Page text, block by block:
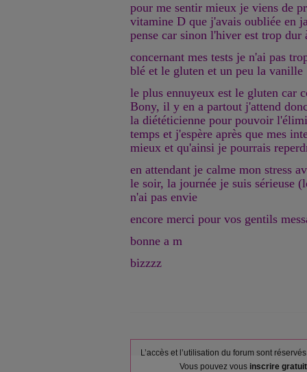
pour me sentir mieux je viens de
vitamine D que j'avais oubliée en
pense car sinon l'hiver est trop dur
concernant mes tests je n'ai pas
blé et le gluten et un peu la vanille
le plus ennuyeux est le gluten car
Bony, il y en a partout j'attend
la diététicienne pour pouvoir
temps et j'espère après que mes
mieux et qu'ainsi je pourrais
en attendant je calme mon stress
le soir, la journée je suis sérieuse
n'ai pas envie
encore merci pour vos gentils
bonne a m
bizzzz
L’accès et l’utilisation du forum sont
Vous pouvez vous inscrire